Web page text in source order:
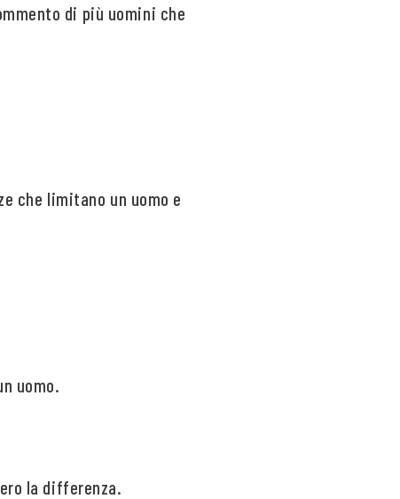
di più uomini che
che limitano un uomo e
uomo.
la differenza.